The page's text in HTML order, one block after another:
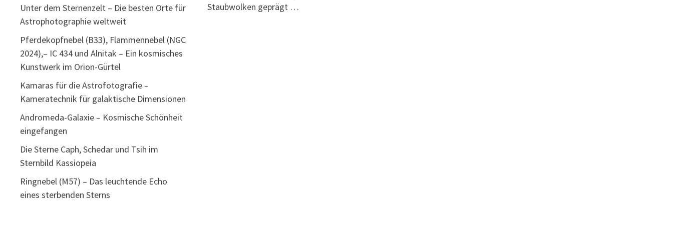
Staubwolken geprägt …
Unter dem Sternenzelt – Die besten Orte für
Astrophotographie weltweit
Pferdekopfnebel (B33), Flammennebel (NGC
2024),– IC 434 und Alnitak – Ein kosmisches
Kunstwerk im Orion-Gürtel
Kamaras für die Astrofotografie –
Kameratechnik für galaktische Dimensionen
Andromeda-Galaxie – Kosmische Schönheit
eingefangen
Die Sterne Caph, Schedar und Tsih im
Sternbild Kassiopeia
Ringnebel (M57) – Das leuchtende Echo
eines sterbenden Sterns